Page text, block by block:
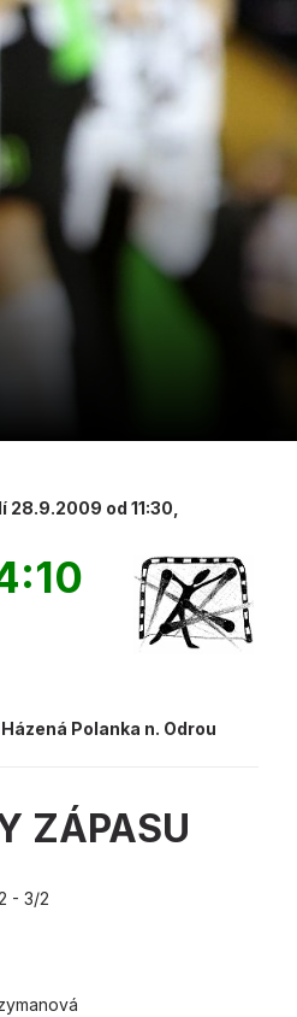
28.9.2009 od 11:30,
Polanka n. Odrou
ZÁPASU
- 3/2